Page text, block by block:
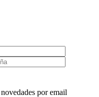
por email